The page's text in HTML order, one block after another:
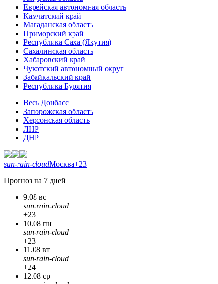
Еврейская автономная область
Камчатский край
Магаданская область
Приморский край
Республика Саха (Якутия)
Сахалинская область
Хабаровский край
Чукотский автономный округ
Забайкальский край
Республика Бурятия
Весь Донбасс
Запорожская область
Херсонская область
ЛНР
ДНР
sun-rain-cloudМосква+23
Прогноз на 7 дней
9.08 вс
sun-rain-cloud
+23
10.08 пн
sun-rain-cloud
+23
11.08 вт
sun-rain-cloud
+24
12.08 ср